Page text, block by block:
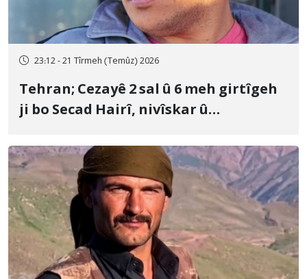
23:12 - 21 Tîrmeh (Temûz) 2026
Tehran; Cezayê 2 sal û 6 meh girtîgeh
ji bo Secad Hairî, nivîskar û
piştrastkirin